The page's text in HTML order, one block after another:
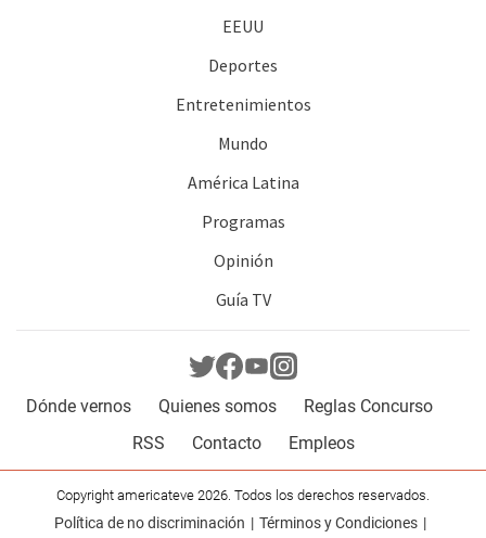
EEUU
Deportes
Entretenimientos
Mundo
América Latina
Programas
Opinión
Guía TV
Dónde vernos Quienes somos
Reglas Concurso
RSS
Contacto Empleos
Copyright americateve 2026. Todos los derechos reservados.
Política de no discriminación Términos y Condiciones